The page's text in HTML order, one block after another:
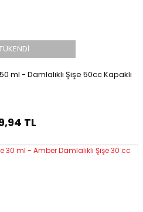
ml - Damlalıklı Şişe 50cc Kapaklı
TL